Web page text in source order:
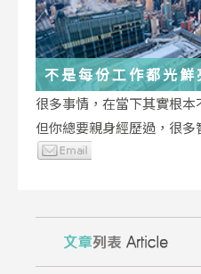
不是每份工作都光
在偷偷改變你
很多事情，在當下其實根本
但你總要親身經歷過，很多